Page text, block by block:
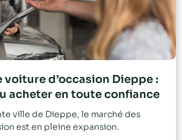
voiture d’occasion Dieppe :
acheter en toute confiance
ville de Dieppe, le marché des
est en pleine expansion.